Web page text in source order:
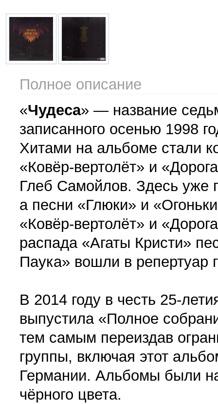
Полное описание
«Чудеса» — название
записанного осенью 1998
Хитами на альбоме стали
«Ковёр-вертолёт» и
Глеб Самойлов. Здесь уже
а песни «Глюки» и
«Ковёр-вертолёт» и
распада «Агаты Кристи»
Паука» вошли в репертуар
В 2014 году в честь 25-
выпустила «Полное
тем самым переиздав
группы, включая этот
Германии. Альбомы были
чёрного цвета.